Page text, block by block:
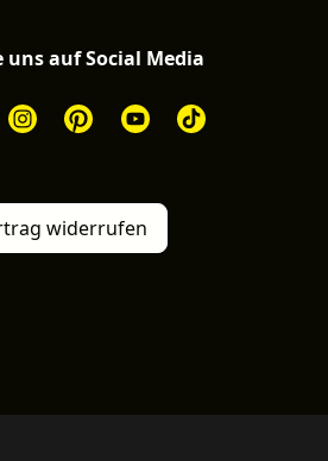
uns auf Social Media
widerrufen